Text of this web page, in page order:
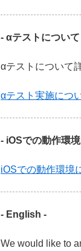
- αテストについて
αテストについて
αテスト実施につ
- iOSでの動作環
iOSでの動作環境
- English -
We would like to